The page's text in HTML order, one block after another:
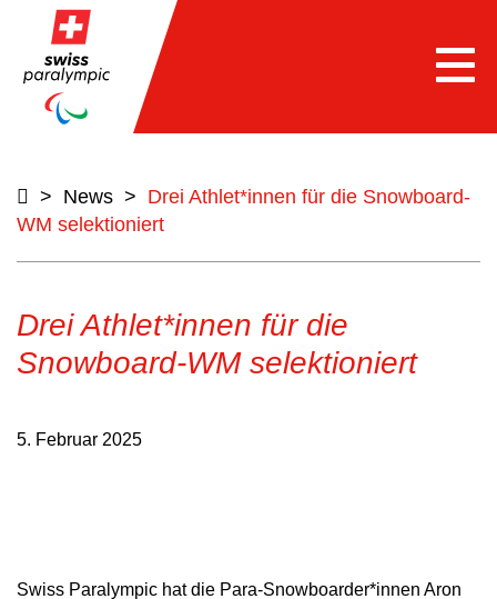
> News > Drei Athlet*innen für die Snowboard-
WM selektioniert
Drei Athlet*innen für die
Snowboard-WM selektioniert
5. Februar 2025
Swiss Paralympic hat die Para-Snowboarder*innen Aron